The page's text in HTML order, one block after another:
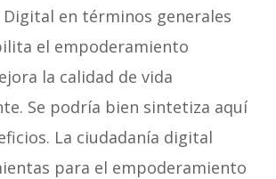
Digital en términos generales
el empoderamiento
la calidad de vida
Se podría bien sintetiza aquí
La ciudadanía digital
para el empoderamiento